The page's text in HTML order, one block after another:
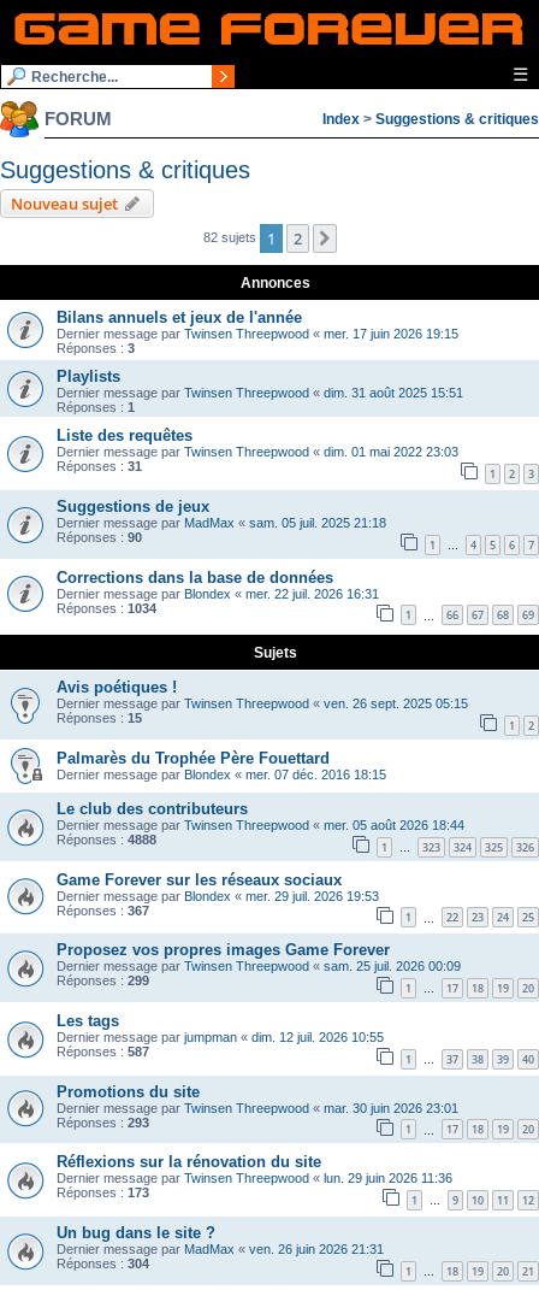
☰
FORUM Index > Suggestions & critiques
Suggestions & critiques
Nouveau sujet
82 sujets 1 2
Annonces
Bilans annuels et jeux de l'année
Dernier message par Twinsen Threepwood « mer. 17 juin 2026 19:15
Réponses : 3
Playlists
Dernier message par Twinsen Threepwood « dim. 31 août 2025 15:51
Réponses : 1
Liste des requêtes
Dernier message par Twinsen Threepwood « dim. 01 mai 2022 23:03
Réponses : 31 1 2 3
Suggestions de jeux
Dernier message par MadMax « sam. 05 juil. 2025 21:18
Réponses : 90 1 … 4 5 6 7
Corrections dans la base de données
Dernier message par Blondex « mer. 22 juil. 2026 16:31
Réponses : 1034 1 66 67 68 69
Sujets
Avis poétiques !
Dernier message par Twinsen Threepwood « ven. 26 sept. 2025 05:15
Réponses : 15 1 2
Palmarès du Trophée Père Fouettard
Dernier message par Blondex « mer. 07 déc. 2016 18:15
Le club des contributeurs
Dernier message par Twinsen Threepwood « mer. 05 août 2026 18:44
Réponses : 4888 1 … 323 324 325 326
Game Forever sur les réseaux sociaux
Dernier message par Blondex « mer. 29 juil. 2026 19:53
Réponses : 367 1 22 23 24 25
Proposez vos propres images Game Forever
Dernier message par Twinsen Threepwood « sam. 25 juil. 2026 00:09
Réponses : 299 1 … 17 18 19 20
Les tags
Dernier message par jumpman « dim. 12 juil. 2026 10:55
Réponses : 587 1 … 37 38 39 40
Promotions du site
Dernier message par Twinsen Threepwood « mar. 30 juin 2026 23:01
Réponses : 293 1 17 18 19 20
Réflexions sur la rénovation du site
Dernier message par Twinsen Threepwood « lun. 29 juin 2026 11:36
Réponses : 173 1 … 9 10 11 12
Un bug dans le site ?
Dernier message par MadMax « ven. 26 juin 2026 21:31
Réponses : 304 1 18 19 20 21